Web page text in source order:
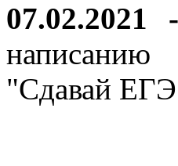
07.02.2021 -
"Сдавай